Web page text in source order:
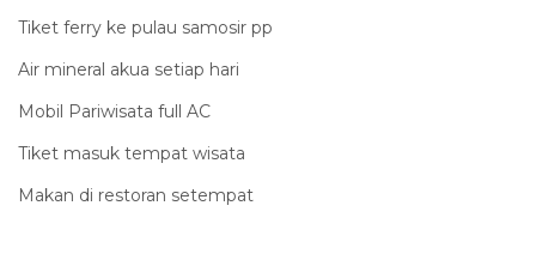
Tiket ferry ke pulau samosir pp
Air mineral akua setiap hari
Mobil Pariwisata full AC
Tiket masuk tempat wisata
Makan di restoran setempat